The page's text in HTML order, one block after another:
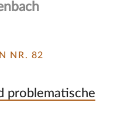
NR. 82
problematische